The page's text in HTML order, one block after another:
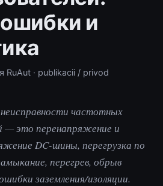
и
RuAut · publikacii / privod
частотных
— это перенапряжение и
DC-шины, перегрузка по
перегрев, обрыв
заземления/изоляции.